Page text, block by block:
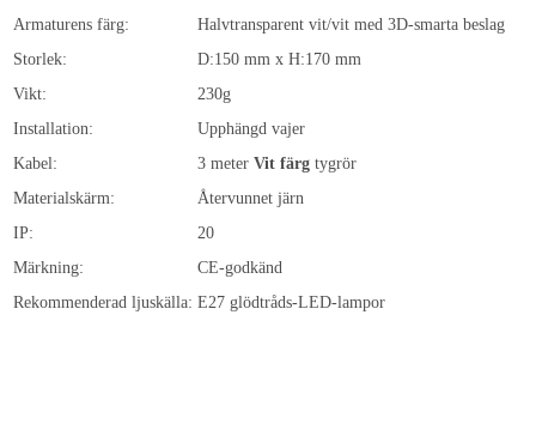
Armaturens färg:
Halvtransparent vit/vit med 3D-smarta beslag
Storlek:
D:150 mm x H:170 mm
Vikt:
230g
Installation:
Upphängd vajer
Kabel:
3 meter Vit färg tygrör
Materialskärm:
Återvunnet järn
IP:
20
Märkning:
CE-godkänd
Rekommenderad ljuskälla: E27 glödtråds-LED-lampor